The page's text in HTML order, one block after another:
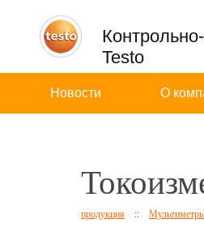
Testo
Новости О
продукция ::